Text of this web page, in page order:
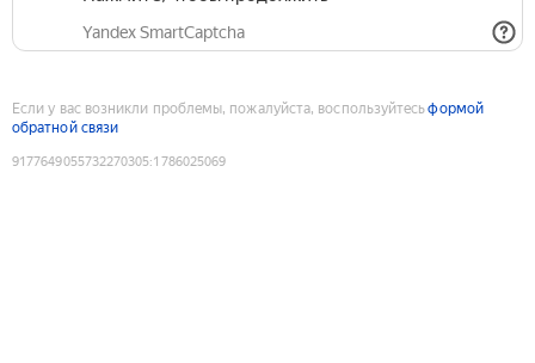
Yandex SmartCaptcha
Если у вас возникли проблемы, пожалуйста, воспользуйтесьформой
обратной связи
9177649055732270305:1786025069